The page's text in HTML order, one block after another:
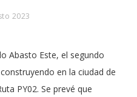
2023
Abasto Este, el segundo
en la ciudad de
PY02. Se prevé que